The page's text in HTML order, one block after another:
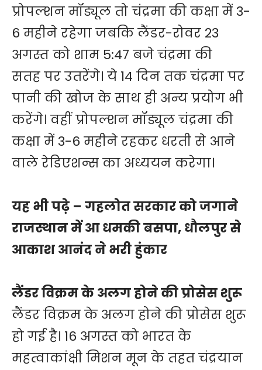
प्रोपल्शन मॉड्यूल तो चंद्रमा की कक्षा में 3-
6 महीने रहेगा जबकि लैंडर-रोवर 23
अगस्त को शाम 5:47 बजे चंद्रमा की
सतह पर उतरेंगे। ये 14 दिन तक चंद्रमा पर
पानी की खोज के साथ ही अन्य प्रयोग भी
करेंगे। वहीं प्रोपल्शन मॉड्यूल चंद्रमा की
कक्षा में 3-6 महीने रहकर धरती से आने
वाले रेडिएशन्स का अध्ययन करेगा।
यह भी पढ़े – गहलोत सरकार को जगाने
राजस्थान में आ धमकी बसपा, धौलपुर से
आकाश आनंद ने भरी हुंकार
लैंडर विक्रम के अलग होने की प्रोसेस शुरू
लैंडर विक्रम के अलग होने की प्रोसेस शुरू
हो गई है। 16 अगस्त को भारत के
महत्वाकांक्षी मिशन मून के तहत चंद्रयान